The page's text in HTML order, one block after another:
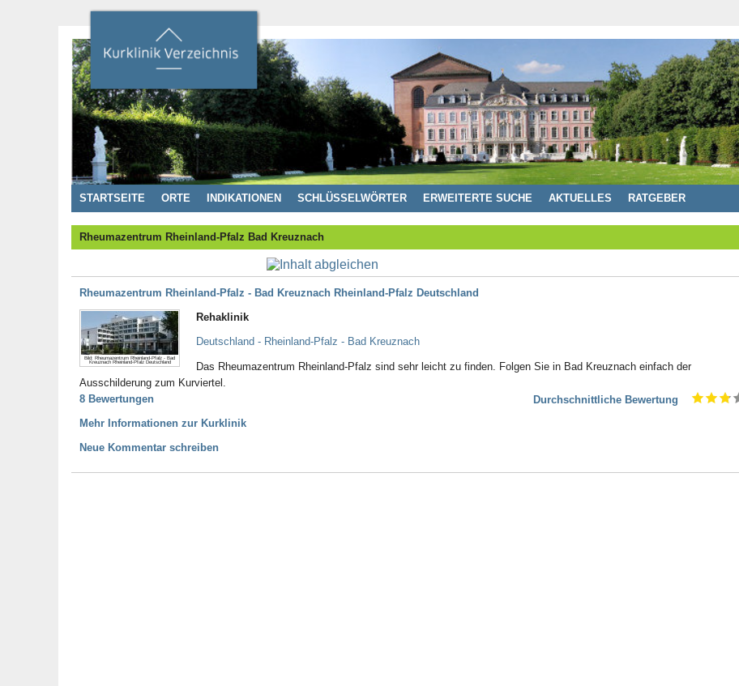
STARTSEITE ORTE INDIKATIONEN SCHLÜSSELWÖRTER ERWEITERTE SUCHE AKTUELLES RATGEBER
Rheumazentrum Rheinland-Pfalz Bad Kreuznach
Rheumazentrum Rheinland-Pfalz - Bad Kreuznach Rheinland-Pfalz Deutschland
Bild: Rheumazentrum Rheinland-Pfalz - Bad
Kreuznach Rheinland-Pfalz Deutschland
Rehaklinik
Deutschland - Rheinland-Pfalz - Bad Kreuznach
Das Rheumazentrum Rheinland-Pfalz sind sehr leicht zu finden. Folgen Sie in Bad Kreuznach einfach der
Ausschilderung zum Kurviertel.
8 Bewertungen
Durchschnittliche Bewertung
Mehr Informationen zur Kurklinik
Neue Kommentar schreiben